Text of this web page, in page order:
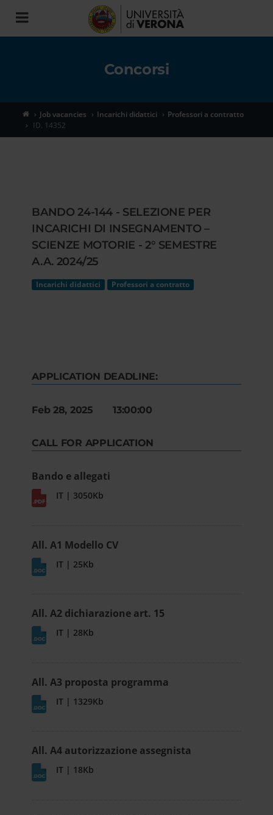
Toggle
navigation
Concorsi
Job vacancies Incarichi didattici
Professori a contratto
ID. 14352
BANDO 24-144 - SELEZIONE PER
INCARICHI DI INSEGNAMENTO –
SCIENZE MOTORIE - 2° SEMESTRE
A.A. 2024/25
Incarichi didattici Professori a contratto
APPLICATION DEADLINE:
Feb 28, 2025 13:00:00
CALL FOR APPLICATION
Bando e allegati
IT | 3050Kb
All. A1 Modello CV
IT | 25Kb
All. A2 dichiarazione art. 15
IT | 28Kb
All. A3 proposta programma
IT | 1329Kb
All. A4 autorizzazione assegnista
IT | 18Kb